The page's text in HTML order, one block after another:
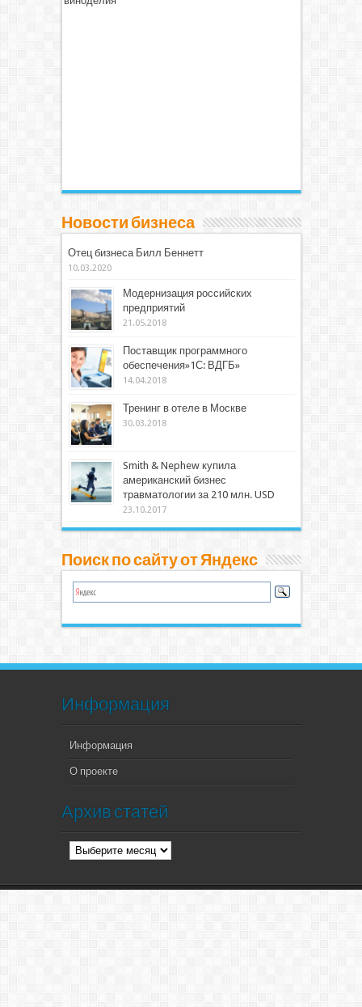
Новости бизнеса
Отец бизнеса Билл Беннетт
10.03.2020
Модернизация российских
предприятий
21.05.2018
Поставщик программного
обеспечения»1С: ВДГБ»
14.04.2018
Тренинг в отеле в Москве
30.03.2018
Smith & Nephew купила
американский бизнес
травматологии за 210 млн. USD
23.10.2017
Поиск по сайту от Яндекс
Информация
Информация
О проекте
Архив статей
Архив
статей